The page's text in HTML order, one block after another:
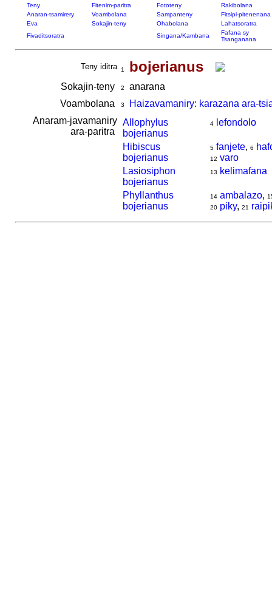
Teny Fitenim-paritra Fototeny
Rakibolana
Anaran-tsamirery
Voambolana Sampanteny
Fitsipi-pitenenana
Eva
Sokajin-teny Ohabolana
Lahatsoratra
Fivaditsoratra
Singana/Kambana
Fafana sy
Tsanganana
Teny iditra 1 bojerianus
Sokajin-teny 2
anarana
Voambolana
3
Haizavamaniry: karazana ara-
Anaram-javamaniry
ara-paritra
Allophylus
bojerianus
4 lefondolo
Hibiscus
bojerianus
5 fanjete, 6
12 varo
Lasiosiphon
bojerianus
13 kelimafana
Phyllanthus
bojerianus
14 ambalazo,
20 piky, 21